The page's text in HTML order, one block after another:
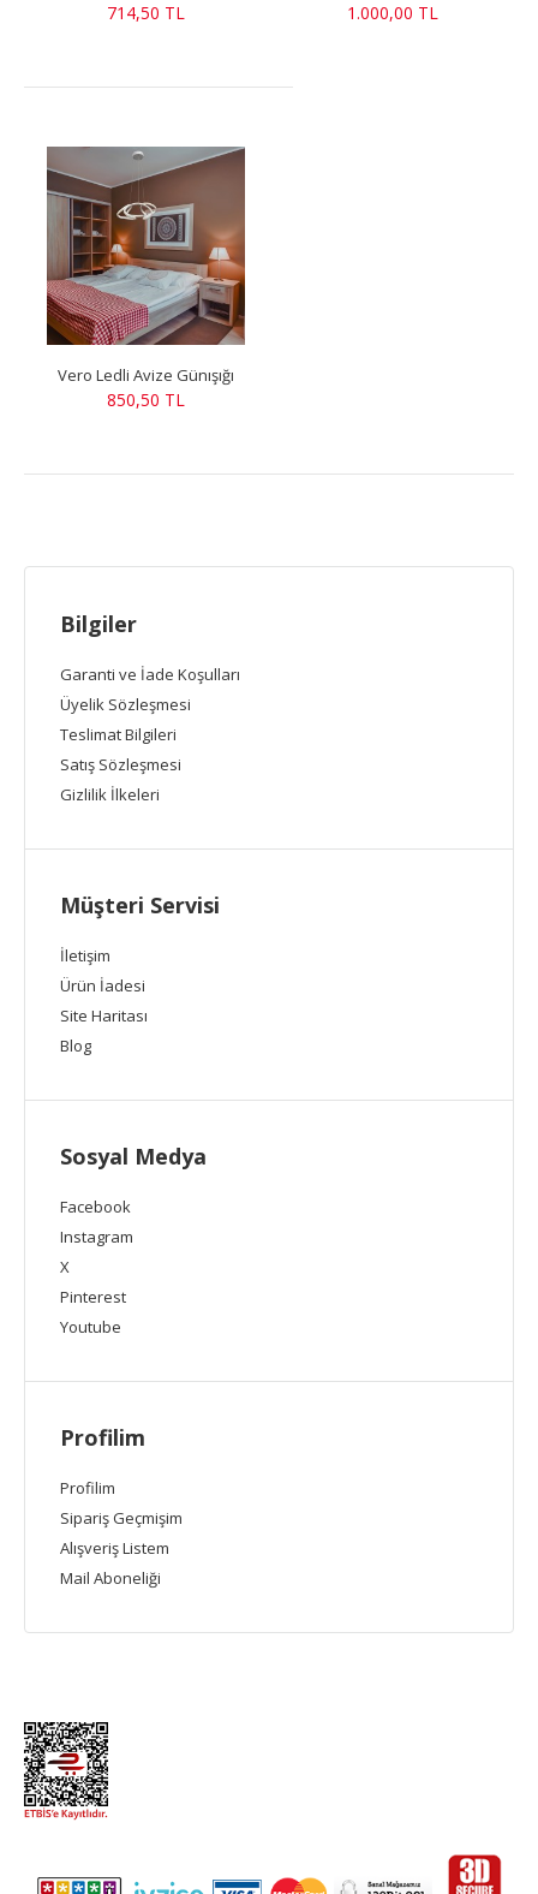
714,50 TL 1.000,00 TL
Vero Ledli Avize Günışığı
850,50 TL
Bilgiler
Garanti ve İade Koşulları
Üyelik Sözleşmesi
Teslimat Bilgileri
Satış Sözleşmesi
Gizlilik İlkeleri
Müşteri Servisi
İletişim
Ürün İadesi
Site Haritası
Blog
Sosyal Medya
Facebook
Instagram
X
Pinterest
Youtube
Profilim
Profilim
Sipariş Geçmişim
Alışveriş Listem
Mail Aboneliği